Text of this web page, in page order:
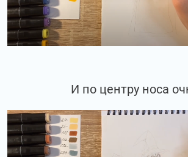
И по центру носа